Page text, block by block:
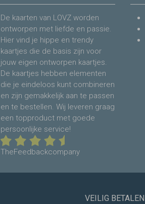
De kaarten van LOVZ worden
ontworpen met liefde en passie.
Hier vind je hippe en trendy
kaartjes die de basis zijn voor
jouw eigen ontworpen kaartjes.
De kaartjes hebben elementen
die je eindeloos kunt combineren
en zijn gemakkelijk aan te passen
en te bestellen. Wij leveren graag
een topproduct met goede
persoonlijke service!
TheFeedbackcompany
VEILIG BETALEN